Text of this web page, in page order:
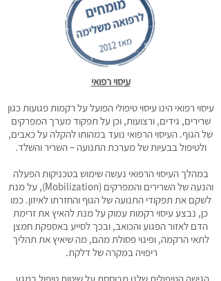
עיסוי רפואי
עיסוי רפואי הינו עיסוי טיפולי הפועל על רקמות פגועות כגון
שרירים, גידים, ורצועות, וכן על תפקוד מערך המפרקים
של הגוף. העיסוי הרפואי נועד במהותו להקלה על כאבים,
ולטיפול בבעיות של מערכת התנועה – השריר והשלד.
במהלך העיסוי הרפואי נעשה שימוש בטכניקות הפעלה
והנעה של השרירים והמפרקים (Mobilization), על מנת
לשקם את תפקודי התנועה של הגוף והחזרתו לאיזון. כמו
כן, נבצע עיסוי רקמות עמוק על מנת להאיץ את זרימת
הדם לאזור הפגוע והכואב, ובכך לסייע באספקת חמצן
לתאי הרקמה, ופינוי פסולת מהם, מה שיאיץ את תהליך
ריפויה במקרה של דלקת.